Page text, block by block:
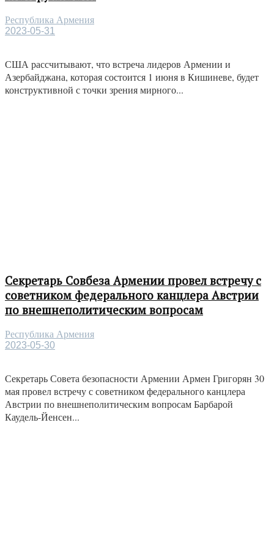
Республика Армения
2023-05-31
США рассчитывают, что встреча лидеров Армении и
Азербайджана, которая состоится 1 июня в Кишиневе, будет
конструктивной с точки зрения мирного...
Секретарь Совбеза Армении провел встречу с
советником федерального канцлера Австрии
по внешнеполитическим вопросам
Республика Армения
2023-05-30
Секретарь Совета безопасности Армении Армен Григорян 30
мая провел встречу с советником федерального канцлера
Австрии по внешнеполитическим вопросам Барбарой
Каудель-Йенсен...